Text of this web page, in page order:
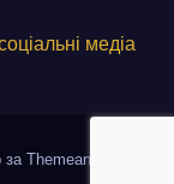
медіа
заThemeansar